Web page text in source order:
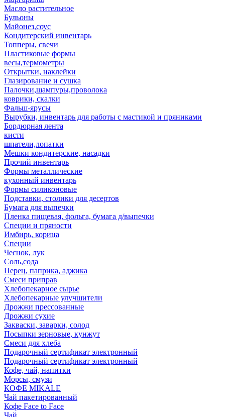
Масло растительное
Бульоны
Майонез,соус
Кондитерский инвентарь
Топперы, свечи
Пластиковые формы
весы,термометры
Открытки, наклейки
Глазирование и сушка
Палочки,шампуры,проволока
коврики, скалки
Фальш-ярусы
Вырубки, инвентарь для работы с мастикой и пряниками
Бордюрная лента
кисти
шпатели,лопатки
Мешки кондитерские, насадки
Прочий инвентарь
Формы металлические
кухонный инвентарь
Формы силиконовые
Подставки, столики для десертов
Бумага для выпечки
Пленка пищевая, фольга, бумага д/выпечки
Специи и пряности
Имбирь, корица
Специи
Чеснок, лук
Соль,сода
Перец, паприка, аджика
Смеси приправ
Хлебопекарное сырье
Хлебопекарные улучшители
Дрожжи прессованные
Дрожжи сухие
Закваски, заварки, солод
Посыпки зерновые, кунжут
Смеси для хлеба
Подарочный сертификат электронный
Подарочный сертификат электронный
Кофе, чай, напитки
Морсы, смузи
КОФЕ MIKALE
Чай пакетированный
Кофе Face to Face
Чай